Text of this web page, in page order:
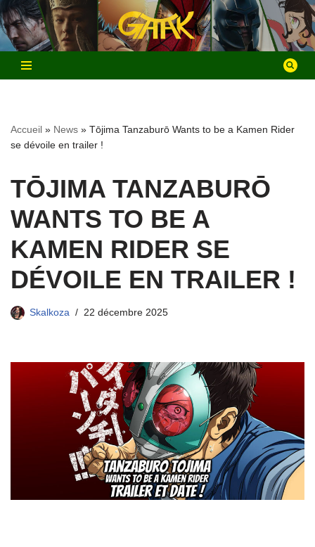
Aller
au
contenu
Accueil » News » Tōjima Tanzaburō Wants to be a Kamen Rider
se dévoile en trailer !
TŌJIMA TANZABURŌ
WANTS TO BE A
KAMEN RIDER SE
DÉVOILE EN TRAILER !
Skalkoza 22 décembre 2025